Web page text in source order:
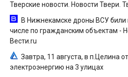
Тверские новости. Новости Твери.
В Нижнекамске дроны ВСУ били
числе по гражданским объектам -
Вести.ru
Завтра, 11 августа, в п.Целина
электроэнергию на 3 улицах